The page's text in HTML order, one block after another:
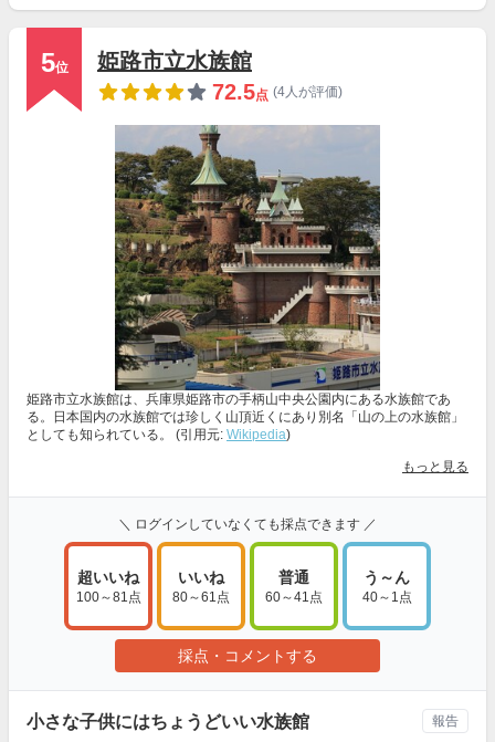
5位
姫路市立水族館
72.5点 (4人が評価)
姫路市立水族館は、兵庫県姫路市の手柄山中央公園内にある水族館であ
る。日本国内の水族館では珍しく山頂近くにあり別名「山の上の水族館」
としても知られている。 (引用元: Wikipedia)
もっと見る
＼ ログインしていなくても採点できます ／
超いいね
100～81点
いいね
80～61点
普通
60～41点
う～ん
40～1点
採点・コメントする
小さな子供にはちょうどいい水族館 報告